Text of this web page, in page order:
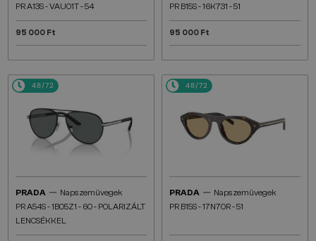
PR A13S - VAU01T - 54
95 000 Ft
PR B15S - 16K731 - 51
95 000 Ft
48/72
PRADA — Napszemüvegek
PR A54S - 1BO5Z1 - 60 - POLARIZÁLT
LENCSÉKKEL
48/72
PRADA — Napszemüvegek
PR B15S - 17N70R - 51